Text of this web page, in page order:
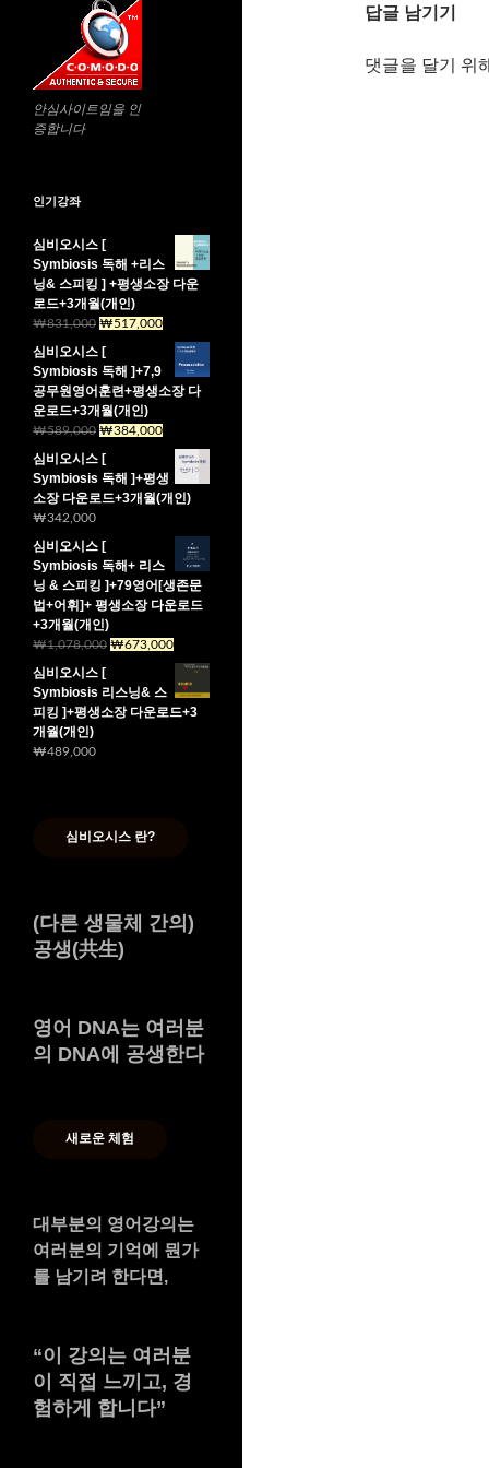
답글 남기기
댓글을 달기 위
안심사이트임을 인
증합니다
인기강좌
심비오시스 [
Symbiosis 독해 +리스
닝& 스피킹 ] +평생소장 다운
로드+3개월(개인)
₩831,000 원
가
격:
₩831,000.
₩517,000현
격:
₩517,000.
심비오시스 [
Symbiosis 독해 ]+7,9
공무원영어훈련+평생소장 다
운로드+3개월(개인)
₩589,000 원
가
격:
₩589,000.
₩384,000현
격:
₩384,000.
심비오시스 [
Symbiosis 독해 ]+평생
소장 다운로드+3개월(개인)
₩342,000
심비오시스 [
Symbiosis 독해+ 리스
닝 & 스피킹 ]+79영어[생존문
법+어휘]+ 평생소장 다운로드
+3개월(개인)
₩1,078,000 원
격:
₩1,078,000.
₩673,000현
재
가
격:
₩673,000.
심비오시스 [
Symbiosis 리스닝& 스
피킹 ]+평생소장 다운로드+3
개월(개인)
₩489,000
심비오시스 란?
(다른 생물체 간의)
공생(共生)
영어 DNA는 여러분
의 DNA에 공생한다
새로운 체험
대부분의 영어강의는
여러분의 기억에 뭔가
를 남기려 한다면,
“이 강의는 여러분
이 직접 느끼고, 경
험하게 합니다”